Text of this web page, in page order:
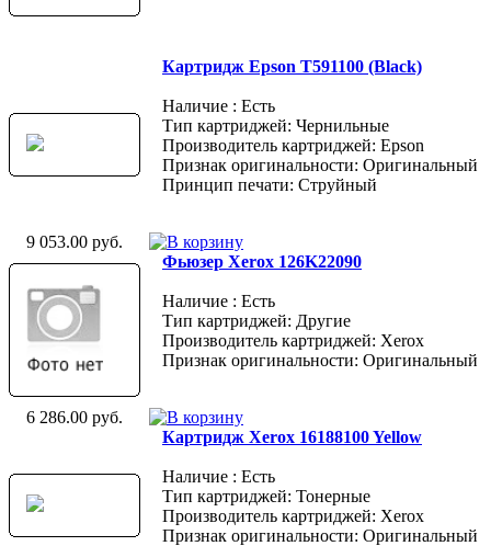
Картридж Epson T591100 (Black)
Наличие : Есть
Тип картриджей: Чернильные
Производитель картриджей: Epson
Признак оригинальности: Оригинальный
Принцип печати: Струйный
9 053.00 руб.
Фьюзер Xerox 126K22090
Наличие : Есть
Тип картриджей: Другие
Производитель картриджей: Xerox
Признак оригинальности: Оригинальный
6 286.00 руб.
Картридж Xerox 16188100 Yellow
Наличие : Есть
Тип картриджей: Тонерные
Производитель картриджей: Xerox
Признак оригинальности: Оригинальный